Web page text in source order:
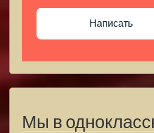
Написать
Мы в